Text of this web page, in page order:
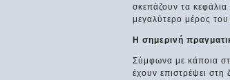
σκεπάζουν τα
μεγαλύτερο μέρος
Η σημερινή
Σύμφωνα με κάποια
έχουν επιστρέψει